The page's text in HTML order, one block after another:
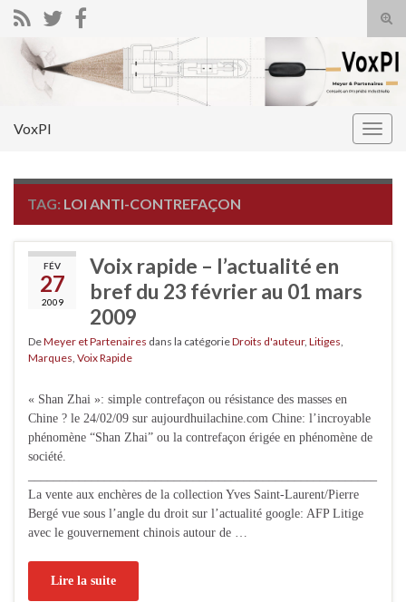
Search for:
VoxPI
TAG: LOI ANTI-CONTREFAÇON
FÉV
27
2009
Voix rapide – l’actualité en
bref du 23 février au 01 mars
2009
DeMeyer et Partenaires dans la catégorieDroits d'auteur, Litiges
Marques Voix Rapide
« Shan Zhai »: simple contrefaçon ou résistance des masses en
Chine ? le 24/02/09 sur aujourdhuilachine.com Chine: l’incroyable
phénomène “Shan Zhai” ou la contrefaçon érigée en phénomène de
société.
La vente aux enchères de la collection Yves Saint-Laurent/Pierre
Bergé vue sous l’angle du droit sur l’actualité google: AFP Litige
avec le gouvernement chinois autour de …
Lire la suite